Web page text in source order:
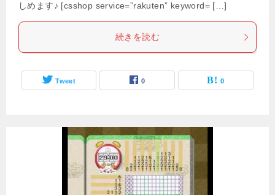
しめます♪ [csshop service=”rakuten” keyword= […]
続きを読む
Tweet 0 0